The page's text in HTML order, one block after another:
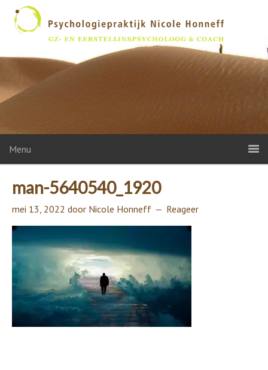
Menu
man-5640540_1920
mei 13, 2022 door Nicole Honneff Reageer